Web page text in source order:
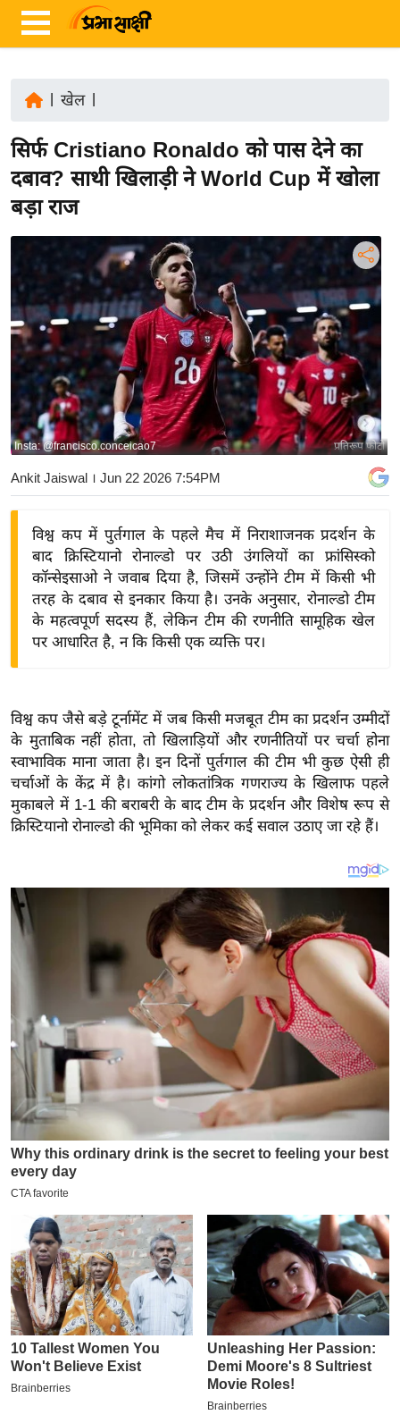
ज़ा
ख
र
य
अं
त
र्रा
ष्ट्री
य
बि
ज़
ने
द्यो
शे
ष
ज्ञ
रा
य
ब
खे
ल
I
P
L
2
0
2
6
क्रा
म
ई
-
पे
प
र
मि
खेल|
सिर्फ Cristiano Ronaldo को पास देने का
दबाव? साथी खिलाड़ी ने World Cup में खोला
बड़ा राज
प्रतिरूप फोटो
Insta: @francisco.conceicao7
Ankit Jaiswal । Jun 22 2026 7:54PM
विश्व कप में पुर्तगाल के पहले मैच में निराशाजनक प्रदर्शन के
बाद क्रिस्टियानो रोनाल्डो पर उठी उंगलियों का फ्रांसिस्को
कॉन्सेइसाओ ने जवाब दिया है, जिसमें उन्होंने टीम में किसी भी
तरह के दबाव से इनकार किया है। उनके अनुसार, रोनाल्डो टीम
के महत्वपूर्ण सदस्य हैं, लेकिन टीम की रणनीति सामूहिक खेल
पर आधारित है, न कि किसी एक व्यक्ति पर।
विश्व कप जैसे बड़े टूर्नामेंट में जब किसी मजबूत टीम का प्रदर्शन उम्मीदों
के मुताबिक नहीं होता, तो खिलाड़ियों और रणनीतियों पर चर्चा होना
स्वाभाविक माना जाता है। इन दिनों पुर्तगाल की टीम भी कुछ ऐसी ही
चर्चाओं के केंद्र में है। कांगो लोकतांत्रिक गणराज्य के खिलाफ पहले
मुकाबले में 1-1 की बराबरी के बाद टीम के प्रदर्शन और विशेष रूप से
क्रिस्टियानो रोनाल्डो की भूमिका को लेकर कई सवाल उठाए जा रहे हैं।